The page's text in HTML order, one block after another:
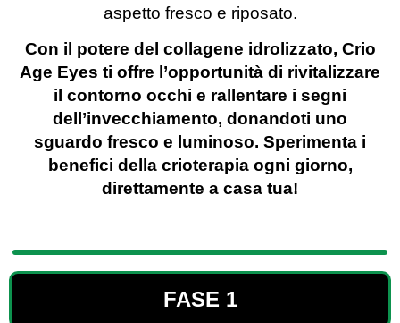
aspetto fresco e riposato.
Con il potere del collagene idrolizzato, Crio
Age Eyes ti offre l’opportunità di rivitalizzare
il contorno occhi e rallentare i segni
dell’invecchiamento, donandoti uno
sguardo fresco e luminoso. Sperimenta i
benefici della crioterapia ogni giorno,
direttamente a casa tua!
FASE 1